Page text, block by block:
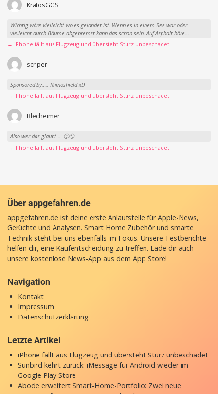
KratosGOS
Wichtig wäre vielleicht wo es gelandet ist. Wenn es in einem See war oder
vielleicht durch Bäume abgebremst kann das schon sein. Auf Asphalt höre...
→ iPhone fällt aus Flugzeug und übersteht Sturz unbeschadet
scriper
Sponsored by….. Rhinoshield xD
→ iPhone fällt aus Flugzeug und übersteht Sturz unbeschadet
Blecheimer
Also wer das glaubt … 🙄🙄
→ iPhone fällt aus Flugzeug und übersteht Sturz unbeschadet
Über appgefahren.de
appgefahren.de ist deine erste Anlaufstelle für Apple-News,
Gerüchte und Analysen. Smart Home Zubehör und smarte
Technik steht bei uns ebenfalls im Fokus. Unsere Testberichte
helfen dir, eine Kaufentscheidung zu treffen. Lade dir auch
unsere kostenlose News-App aus dem App Store!
Navigation
Kontakt
Impressum
Datenschutzerklärung
Letzte Artikel
iPhone fällt aus Flugzeug und übersteht Sturz unbeschadet
Sunbird kehrt zurück: iMessage für Android wieder im
Google Play Store
Abode erweitert Smart-Home-Portfolio: Zwei neue